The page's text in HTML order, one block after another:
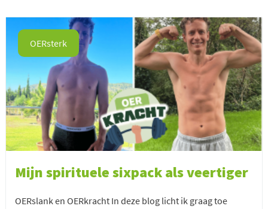
OERsterk
Mijn spirituele sixpack als veertiger
OERslank en OERkracht In deze blog licht ik graag toe